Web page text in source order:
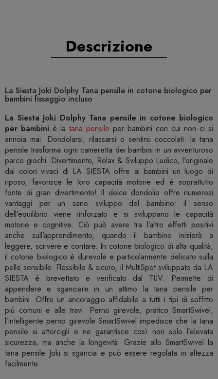
Descrizione
La Siesta Joki Dolphy Tana pensile in cotone biologico per
bambini fissaggio incluso
La Siesta Joki Dolphy Tana pensile in cotone biologico
per bambini è la tana pensile per bambini con cui non ci si
annoia mai. Dondolarsi, rilassarsi o sentirsi coccolati: la tana
pensile trasforma ogni cameretta dei bambini in un avventuroso
parco giochi. Divertimento, Relax & Sviluppo Ludico, l’originale
dai colori vivaci di LA SIESTA offre ai bambini un luogo di
riposo, favorisce le loro capacità motorie ed è soprattutto
fonte di gran divertimento! Il dolce dondolio offre numerosi
vantaggi per un sano sviluppo del bambino: il senso
dell’equilibrio viene rinforzato e si sviluppano le capacità
motorie e cognitive. Ciò può avere tra l’altro effetti positivi
anche sull’apprendimento, quando il bambino inizierà a
leggere, scrivere e contare. In cotone biologico di alta qualità,
il cotone biologico è durevole e particolarmente delicato sulla
pelle sensibile. Flessibile & sicuro, il MultiSpot sviluppato da LA
SIESTA è brevettato e verificato dal TÜV. Permette di
appendere e sganciare in un attimo la tana pensile per
bambini. Offre un ancoraggio affidabile a tutti i tipi di soffitto
più comuni e alle travi. Perno girevole, pratico SmartSwivel,
l’intelligente perno girevole SmartSwivel impedisce che la tana
pensile si attorcigli e ne garantisce così non solo l’elevata
sicurezza, ma anche la longevità. Grazie allo SmartSwivel la
tana pensile Joki si sgancia e può essere regolata in altezza
facilmente.